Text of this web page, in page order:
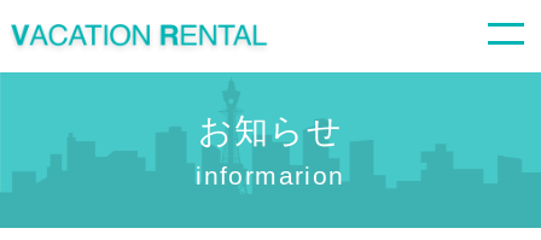
お知らせ
informarion